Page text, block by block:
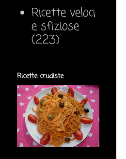
Ricette veloci
e sfiziose
(223)
Ricette crudiste